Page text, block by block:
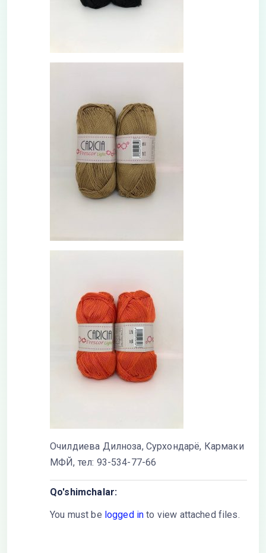
Очилдиева Дилноза, Сурхондарё, Кармаки
МФЙ, тел: 93-534-77-66
Qo'shimchalar:
You must be logged in to view attached files.